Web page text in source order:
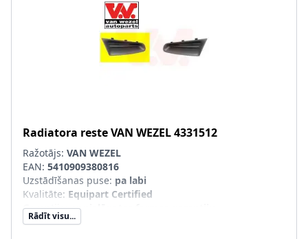
Radiatora resteVAN WEZEL4331512
Ražotājs: VAN WEZEL
EAN: 5410909380816
Uzstādīšanas puse: pa labi
Kvalitāte: Equipart Certified
Garantija:ar pielāgotas formas garantiju
SVHC:Nesatur SVHC vielas!
Rādīt visu...